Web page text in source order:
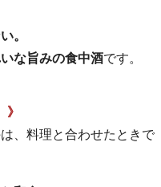
。
な旨みの食中酒です。
、料理と合わせたときで